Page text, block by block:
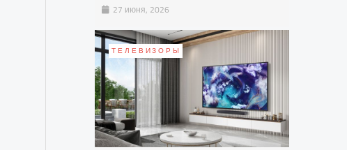
27 июня, 2026
ТЕЛЕВИЗОРЫ